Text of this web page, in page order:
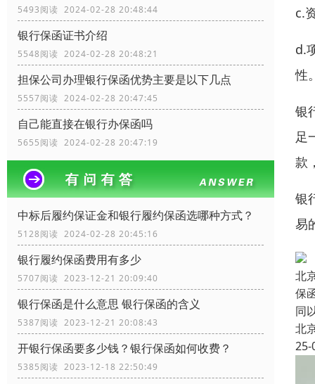
5493阅读 2024-02-28 20:48:44
银行保函证书介绍
5548阅读 2024-02-28 20:48:21
担保公司办理银行保函优势主要是以下几点
5557阅读 2024-02-28 20:47:45
自己能直接在银行办保函吗
5655阅读 2024-02-28 20:47:19
中标后履约保证金和银行履约保函选哪种方式？
5128阅读 2024-02-28 20:45:16
银行履约保函费用有多少
5707阅读 2023-12-21 20:09:40
银行保函是什么意思 银行保函的含义
5387阅读 2023-12-21 20:08:43
开银行保函要多少钱？银行保函如何收费？
5385阅读 2023-12-18 22:50:49
c.
d.
性
银
足
款
银
易
北
保
同
北
25-